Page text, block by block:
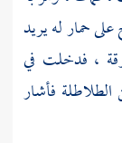
حمار له يريد
، فدخلت في
فأشار